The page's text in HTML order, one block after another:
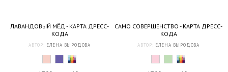
ЛАВАНДОВЫЙ МЁД - КАРТА ДРЕСС-
КОДА
АВТОР: ЕЛЕНА ВЫРОДОВА
САМО СОВЕРШЕНСТВО - КАРТА ДРЕСС-
КОДА
АВТОР: ЕЛЕНА ВЫРОДОВА